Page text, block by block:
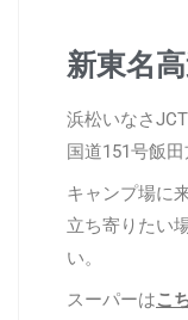
新東名
浜松いなさ
国道151号飯
キャンプ場に
立ち寄りたい
い。
スーパーはこ